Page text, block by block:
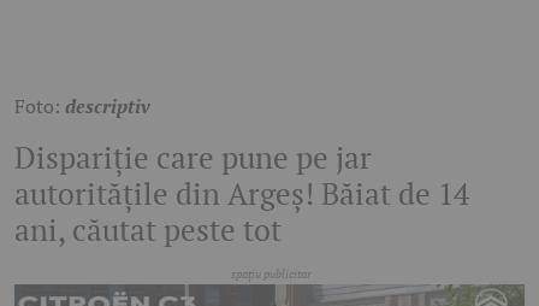
Foto: descriptiv
Dispariție care pune pe jar
autoritățile din Argeș! Băiat de 14
ani, căutat peste tot